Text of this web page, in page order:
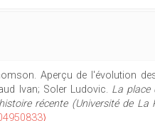
Aperçu de l'évolution
Ivan; Soler Ludovic. La place
récente (Université de La